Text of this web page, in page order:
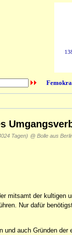
Tagen) @ Bolle aus
mitsamt der kultigen
Nur dafür
und auch Gründen